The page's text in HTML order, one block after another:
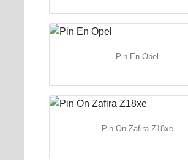
Pin En Opel
Pin On Zafira Z18xe